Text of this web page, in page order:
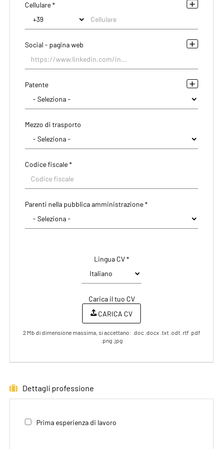
Cellulare *
Social - pagina web
Patente
Mezzo di trasporto
Codice fiscale *
Parenti nella pubblica amministrazione *
Lingua CV *
Carica il tuo CV
CARICA CV
2 Mb di dimensione massima, si accettano: .doc .docx .txt .odt .rtf .pdf
.png .jpg
Dettagli professione
Prima esperienza di lavoro